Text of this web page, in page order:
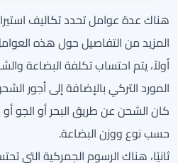
هناك عدة عوامل تحدد تكاليف
المزيد من التفاصيل حول هذه
أولاً، يتم احتساب تكلفة البضاعة
المورد التركي بالإضافة إلى أجور
كان الشحن عن طريق البحر أو الجو أو
حسب نوع ووزن البضاعة.
ثانيًا، هناك الرسوم الجمركية